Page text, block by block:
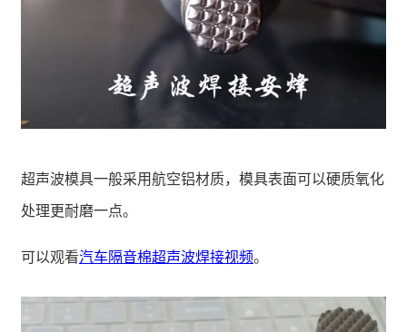
超声波模具一般采用航空铝材质，模具表面可以硬质氧化
处理更耐磨一点。
可以观看汽车隔音棉超声波焊接视频。